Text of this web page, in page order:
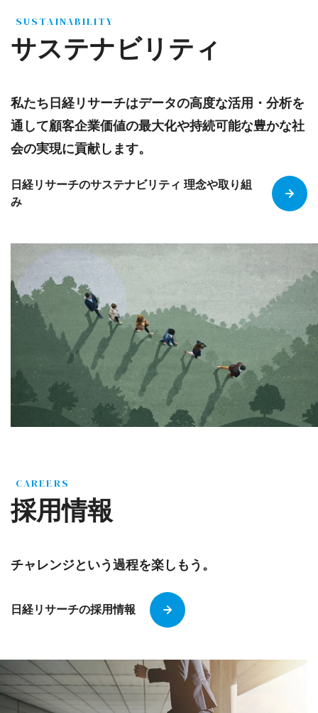
SUSTAINABILITY
サステナビリティ
私たち日経リサーチはデータの高度な活用・分析を
通して顧客企業価値の最大化や持続可能な豊かな社
会の実現に貢献します。
日経リサーチのサステナビリティ 理念や取り組
み
CAREERS
採用情報
チャレンジという過程を楽しもう。
日経リサーチの採用情報